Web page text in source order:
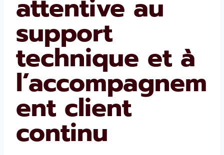
attentive au
support
technique et à
l’accompagnem
ent client
continu